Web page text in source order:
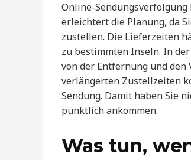
Online-
erleichtert die Planung, da
zustellen. Die Lieferzeiten
zu bestimmten Inseln. In
von der Entfernung und den
verlängerten Zustellzeiten
Sendung. Damit haben Sie
pünktlich ankommen.
Was tun,